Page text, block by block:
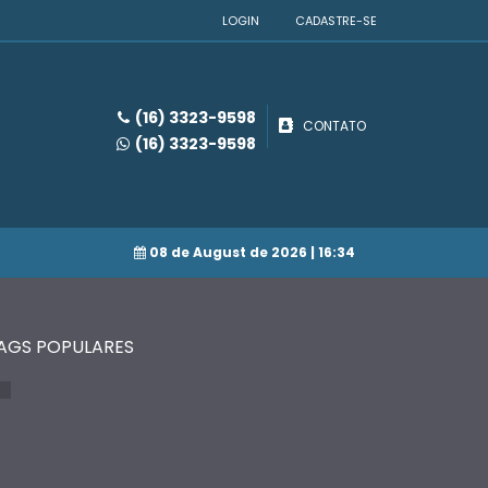
LOGIN CADASTRE-SE
(16) 3323-9598
(16) 3323-9598
CONTATO
08 de August de 2026 | 16:34
POPULARES